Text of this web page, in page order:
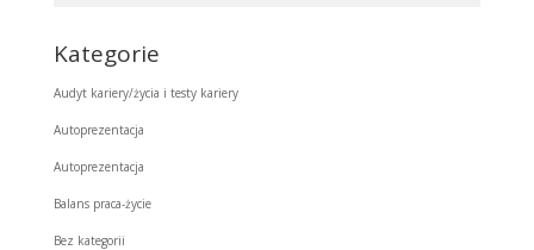
Kategorie
Audyt kariery/życia i testy kariery
Autoprezentacja
Autoprezentacja
Balans praca-życie
Bez kategorii